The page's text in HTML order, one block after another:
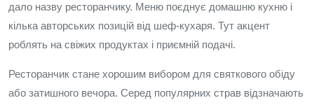
дало назву ресторанчику. Меню поєднує домашню кухню і
кілька авторських позицій від шеф-кухаря. Тут акцент
роблять на свіжих продуктах і приємній подачі.
Ресторанчик стане хорошим вибором для святкового обіду
або затишного вечора. Серед популярних страв відзначають